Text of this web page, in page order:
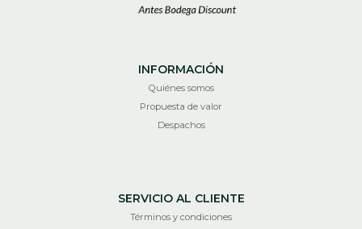
INFORMACIÓN
Quiénes somos
Propuesta de valor
Despachos
SERVICIO AL CLIENTE
Términos y condiciones